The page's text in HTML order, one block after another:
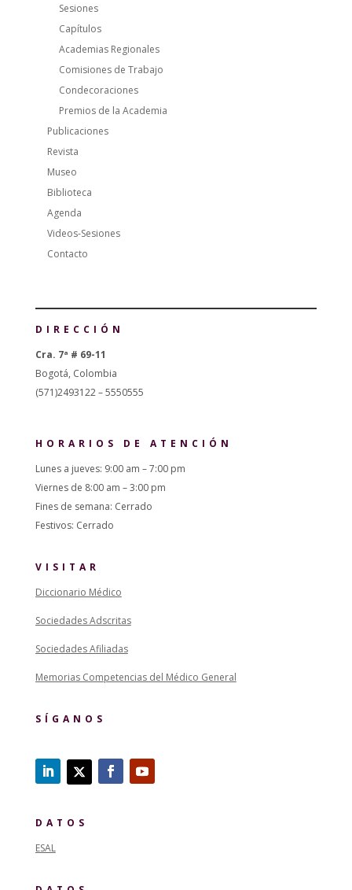
Sesiones
Capítulos
Academias Regionales
Comisiones de Trabajo
Condecoraciones
Premios de la Academia
Publicaciones
Revista
Museo
Biblioteca
Agenda
Videos-Sesiones
Contacto
DIRECCIÓN
Cra. 7ª # 69-11
Bogotá, Colombia
(571)2493122 – 5550555
HORARIOS DE ATENCIÓN
Lunes a jueves: 9:00 am – 7:00 pm
Viernes de 8:00 am – 3:00 pm
Fines de semana: Cerrado
Festivos: Cerrado
VISITAR
Diccionario Médico
Sociedades Adscritas
Sociedades Afiliadas
Memorias Competencias del Médico General
SÍGANOS
DATOS
ESAL